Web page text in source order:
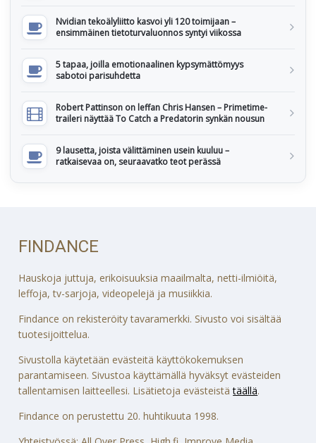
Nvidian tekoälyliitto kasvoi yli 120 toimijaan –
ensimmäinen tietoturvaluonnos syntyi viikossa
5 tapaa, joilla emotionaalinen kypsymättömyys
sabotoi parisuhdetta
Robert Pattinson on leffan Chris Hansen – Primetime-
traileri näyttää To Catch a Predatorin synkän nousun
9 lausetta, joista välittäminen usein kuuluu –
ratkaisevaa on, seuraavatko teot perässä
FINDANCE
Hauskoja juttuja, erikoisuuksia maailmalta, netti-ilmiöitä,
leffoja, tv-sarjoja, videopelejä ja musiikkia.
Findance on rekisteröity tavaramerkki. Sivusto voi sisältää
tuotesijoittelua.
Sivustolla käytetään evästeitä käyttökokemuksen
parantamiseen. Sivustoa käyttämällä hyväksyt evästeiden
tallentamisen laitteellesi. Lisätietoja evästeistätäällä.
Findance on perustettu 20. huhtikuuta 1998.